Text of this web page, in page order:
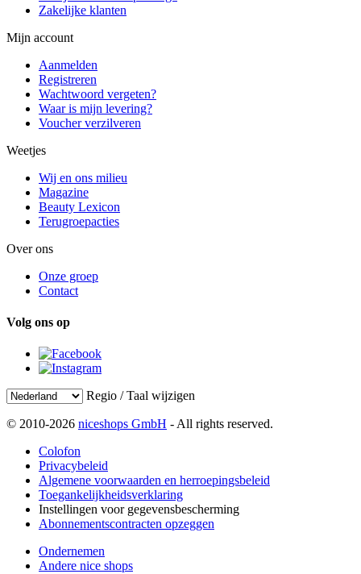
Zakelijke klanten
Mijn account
Aanmelden
Registreren
Wachtwoord vergeten?
Waar is mijn levering?
Voucher verzilveren
Weetjes
Wij en ons milieu
Magazine
Beauty Lexicon
Terugroepacties
Over ons
Onze groep
Contact
Volg ons op
Regio / Taal wijzigen
© 2010-2026 niceshops GmbH - All rights reserved.
Colofon
Privacybeleid
Algemene voorwaarden en herroepingsbeleid
Toegankelijkheidsverklaring
Instellingen voor gegevensbescherming
Abonnementscontracten opzeggen
Ondernemen
Andere nice shops